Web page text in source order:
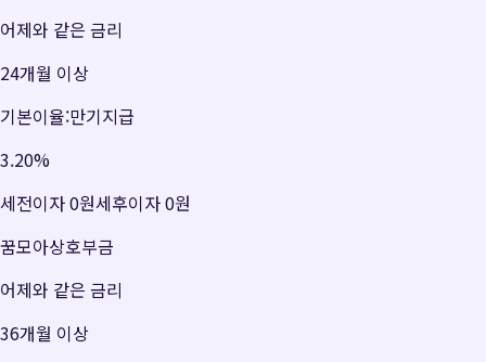
어제와 같은 금리
24개월 이상
기본이율:만기지급
3.20%
세전이자0원세후이자0원
꿈모아상호부금
어제와 같은 금리
36개월 이상